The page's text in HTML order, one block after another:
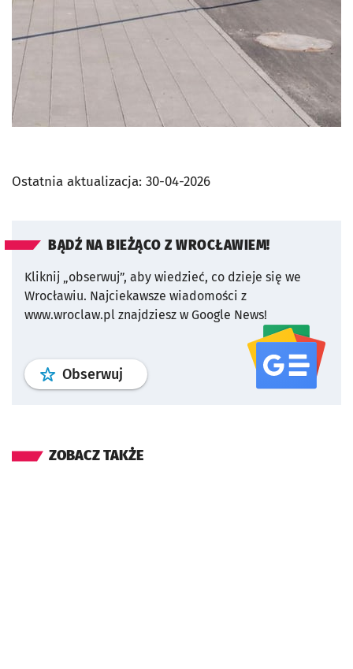
Ostatnia aktualizacja: 30-04-2026
BĄDŹ NA BIEŻĄCO Z WROCŁAWIEM!
Kliknij „obserwuj”, aby wiedzieć, co dzieje się we
Wrocławiu. Najciekawsze wiadomości z
www.wroclaw.pl znajdziesz w Google News!
Obserwuj profil serwisu
ZOBACZ TAKŻE